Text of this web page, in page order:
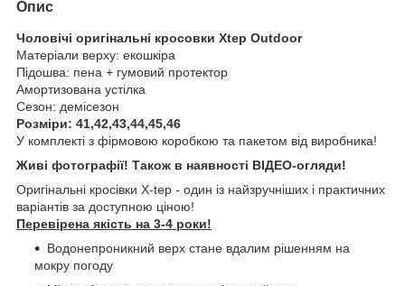
Опис
Чоловічі оригінальні кросовки Xtep Outdoor
Матеріали верху: екошкіра
Підошва: пена + гумовий протектор
Амортизована устілка
Сезон: демісезон
Розміри: 41,42,43,44,45,46
У комплекті з фірмовою коробкою та пакетом від виробника!
Живі фотографії! Також в наявності ВІДЕО-огляди!
Оригінальні кросівки X-tep - один із найзручніших і практичних
варіантів за доступною ціною!
Перевірена якість на 3-4 роки!
Водонепроникний верх стане вдалим рішенням на
мокру погоду